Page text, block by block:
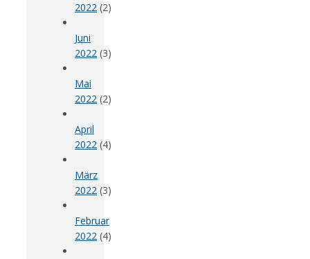
2022 (2)
Juni
2022 (3)
Mai
2022 (2)
April
2022 (4)
März
2022 (3)
Februar
2022 (4)